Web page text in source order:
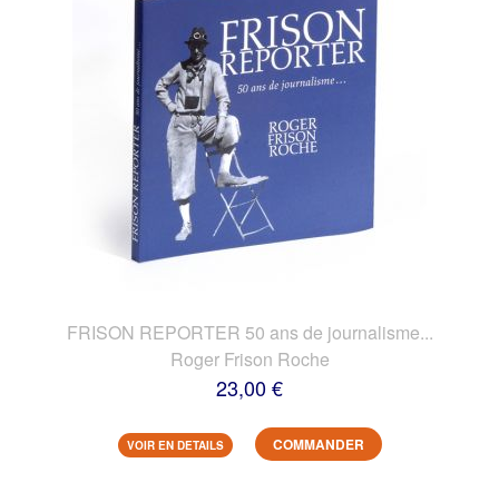
FRISON REPORTER 50 ans de journalisme...
Roger Frison Roche
23,00 €
VOIR EN DETAILS COMMANDER